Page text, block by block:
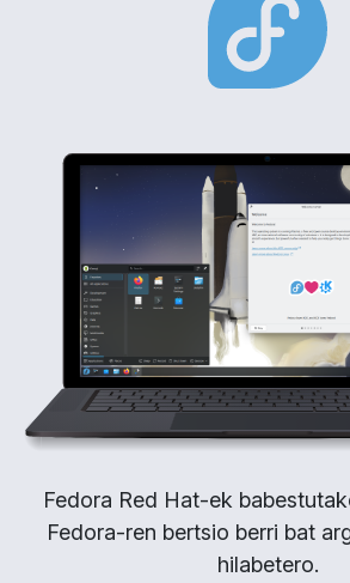
Fedora Red Hat-ek
Fedora-ren bertsio berri bat
hilabetero.